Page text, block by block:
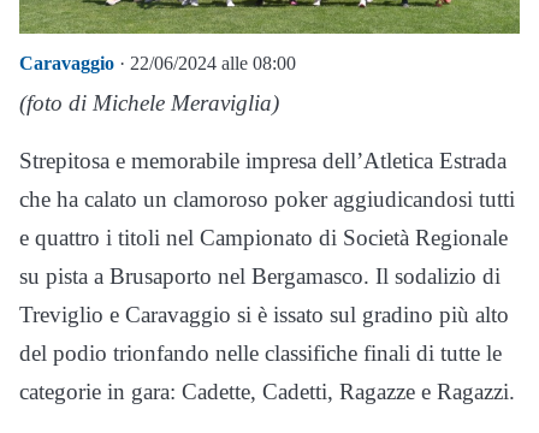
Caravaggio · 22/06/2024 alle 08:00
(foto di Michele Meraviglia)
Strepitosa e memorabile impresa dell’Atletica Estrada
che ha calato un clamoroso poker aggiudicandosi tutti
e quattro i titoli nel Campionato di Società Regionale
su pista a Brusaporto nel Bergamasco. Il sodalizio di
Treviglio e Caravaggio si è issato sul gradino più alto
del podio trionfando nelle classifiche finali di tutte le
categorie in gara: Cadette, Cadetti, Ragazze e Ragazzi.